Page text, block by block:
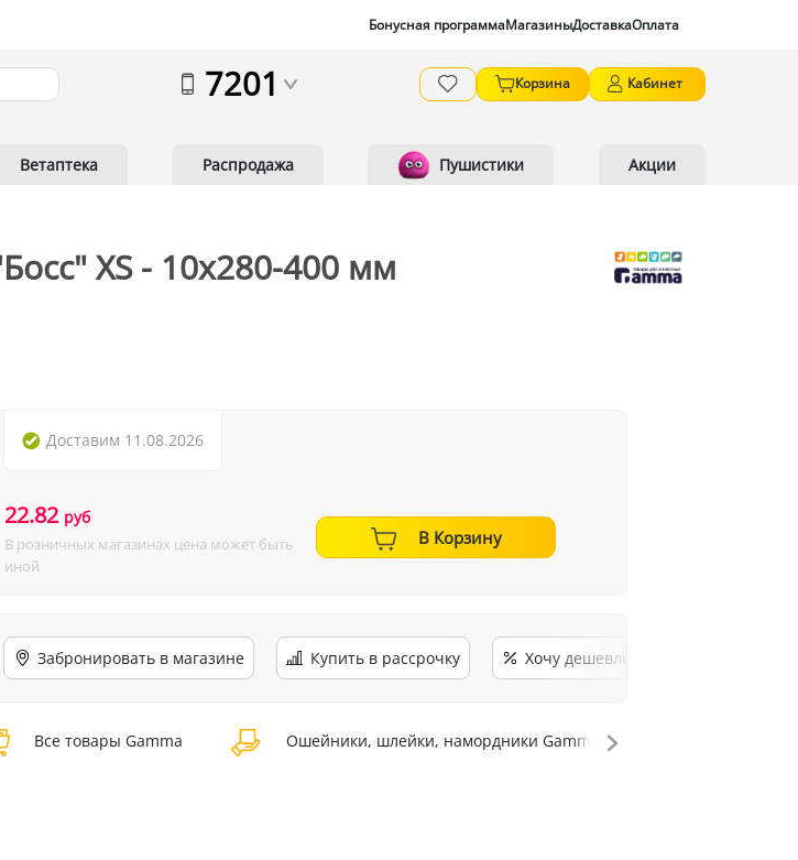
Бонусная программаМагазиныДоставкаОплата
7201 Корзина Кабинет
Ветаптека Распродажа Пушистики Акции
XS - 10х280-400 мм
Доставим 11.08.2026
22.82 руб
В розничных магазинах цена может быть
иной
В Корзину
Забронировать в магазине Купить в рассрочку Хочу дешевле
Все товары Gamma Ошейники, шлейки, намордники Gamma